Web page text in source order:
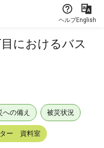
ヘルプEnglish
におけるバス
への備え 被災状況
ター 資料室